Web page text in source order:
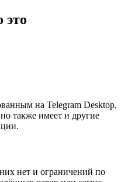
это
на Telegram Desktop,
также имеет и другие
нет и ограничений по